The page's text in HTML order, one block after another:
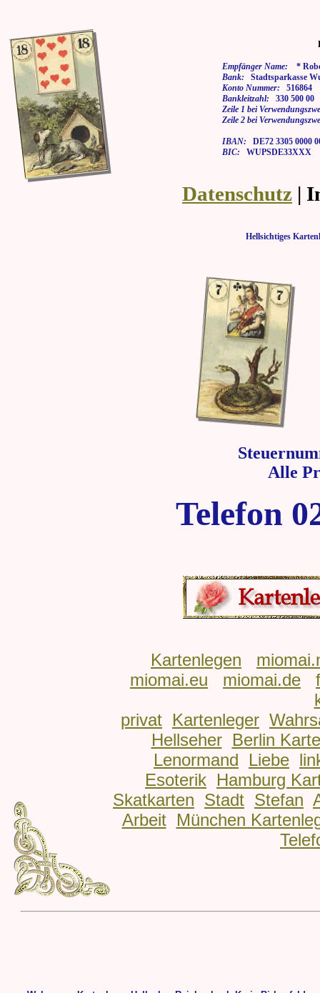
Empfänger Name: *
Bank: Stadtsparkasse
Konto Nummer: 516864
Bankleitzahl: 330 500 00
Zeile 1 bei
Zeile 2 bei
IBAN: DE72 3305 0000
BIC: WUPSDE33XXX
Datenschutz |
Hellsichtiges
Alle
Telefon
Kartenlegen
miomai.eu
miomai.de
privat Kartenleger
Hellseher
Berlin
Lenormand
Liebe
Esoterik Hamburg
Skatkarten Stadt Stefan
Arbeit
München